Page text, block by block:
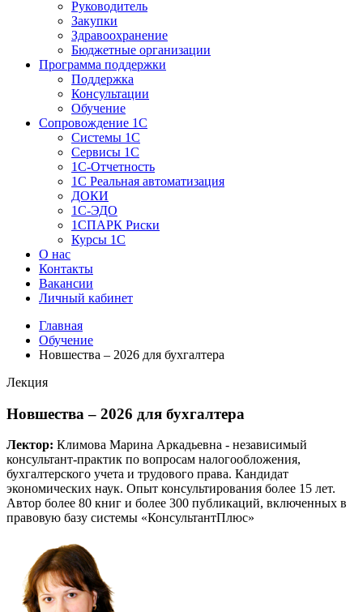
Руководитель
Закупки
Здравоохранение
Бюджетные организации
Программа поддержки
Поддержка
Консультации
Обучение
Сопровождение 1С
Системы 1С
Сервисы 1С
1C-Отчетность
1С Реальная автоматизация
ДОКИ
1C-ЭДО
1СПАРК Риски
Курсы 1С
О нас
Контакты
Вакансии
Личный кабинет
Главная
Обучение
Новшества – 2026 для бухгалтера
Лекция
Новшества – 2026 для бухгалтера
Лектор: Климова Марина Аркадьевна - независимый
консультант-практик по вопросам налогообложения,
бухгалтерского учета и трудового права. Кандидат
экономических наук. Опыт консультирования более 15 лет.
Автор более 80 книг и более 300 публикаций, включенных в
правовую базу системы «КонсультантПлюс»